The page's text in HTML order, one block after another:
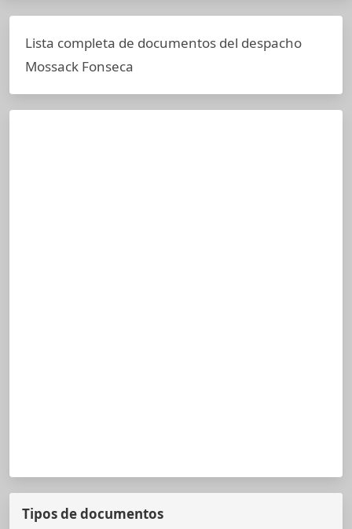
Lista completa de documentos del despacho
Mossack Fonseca
Tipos de documentos